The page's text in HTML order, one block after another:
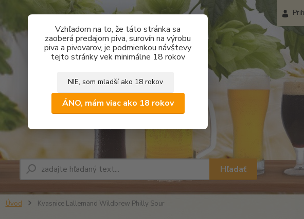
Vzhľadom na to, že táto stránka sa
zaoberá predajom piva, surovín na výrobu
piva a pivovarov, je podmienkou návštevy
tejto stránky vek minimálne 18 rokov
NIE, som mladší ako 18 rokov
ÁNO, mám viac ako 18 rokov
Hľadať
Úvod Kvasnice Lallemand Wildbrew Philly Sour